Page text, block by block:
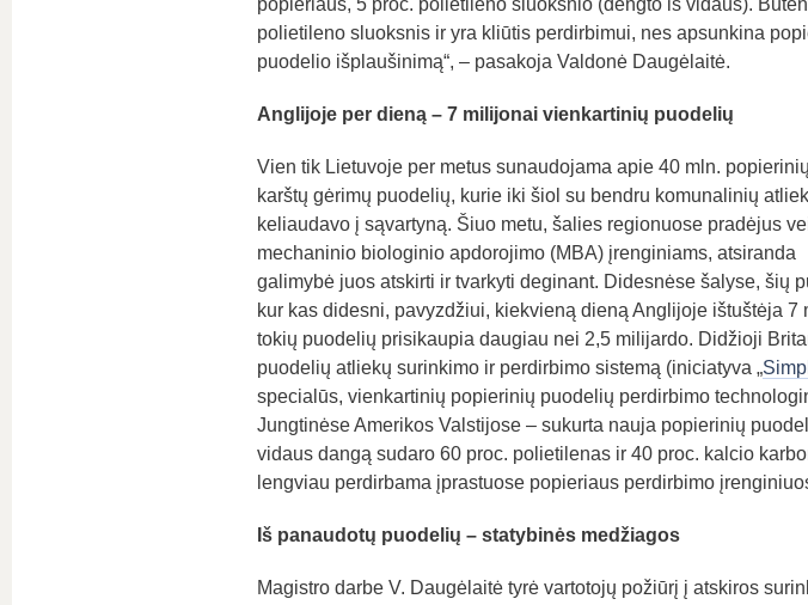
popieriaus, 5 proc. polietileno sluoksnio (dengto iš vidaus).
polietileno sluoksnis ir yra kliūtis perdirbimui, nes apsunkina
puodelio išplaušinimą“, – pasakoja Valdonė Daugėlaitė.
Anglijoje per dieną – 7 milijonai vienkartinių puodelių
Vien tik Lietuvoje per metus sunaudojama apie 40 mln. popierinių
karštų gėrimų puodelių, kurie iki šiol su bendru komunalinių
keliaudavo į sąvartyną. Šiuo metu, šalies regionuose pradėjus
mechaninio biologinio apdorojimo (MBA) įrenginiams, atsiranda
galimybė juos atskirti ir tvarkyti deginant. Didesnėse šalyse, šių
kur kas didesni, pavyzdžiui, kiekvieną dieną Anglijoje ištuštėja
tokių puodelių prisikaupia daugiau nei 2,5 milijardo. Didžioji
puodelių atliekų surinkimo ir perdirbimo sistemą (iniciatyva „
specialūs, vienkartinių popierinių puodelių perdirbimo
Jungtinėse Amerikos Valstijose – sukurta nauja popierinių
vidaus dangą sudaro 60 proc. polietilenas ir 40 proc. kalcio
lengviau perdirbama įprastuose popieriaus perdirbimo
Iš panaudotų puodelių – statybinės medžiagos
Magistro darbe V. Daugėlaitė tyrė vartotojų požiūrį į atskiros